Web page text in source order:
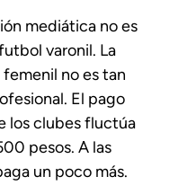
mediática no es
varonil. La
no es tan
El pago
los clubes fluctúa
pesos. A las
un poco más.